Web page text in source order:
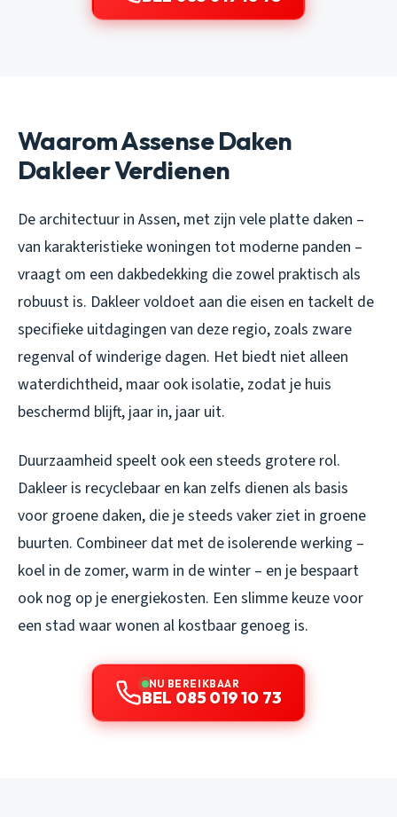
Waarom Assense Daken
Dakleer Verdienen
De architectuur in Assen, met zijn vele platte daken –
van karakteristieke woningen tot moderne panden –
vraagt om een dakbedekking die zowel praktisch als
robuust is. Dakleer voldoet aan die eisen en tackelt de
specifieke uitdagingen van deze regio, zoals zware
regenval of winderige dagen. Het biedt niet alleen
waterdichtheid, maar ook isolatie, zodat je huis
beschermd blijft, jaar in, jaar uit.
Duurzaamheid speelt ook een steeds grotere rol.
Dakleer is recyclebaar en kan zelfs dienen als basis
voor groene daken, die je steeds vaker ziet in groene
buurten. Combineer dat met de isolerende werking –
koel in de zomer, warm in de winter – en je bespaart
ook nog op je energiekosten. Een slimme keuze voor
een stad waar wonen al kostbaar genoeg is.
NU BEREIKBAAR
BEL 085 019 10 73